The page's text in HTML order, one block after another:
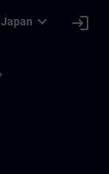
Japan expand_more login